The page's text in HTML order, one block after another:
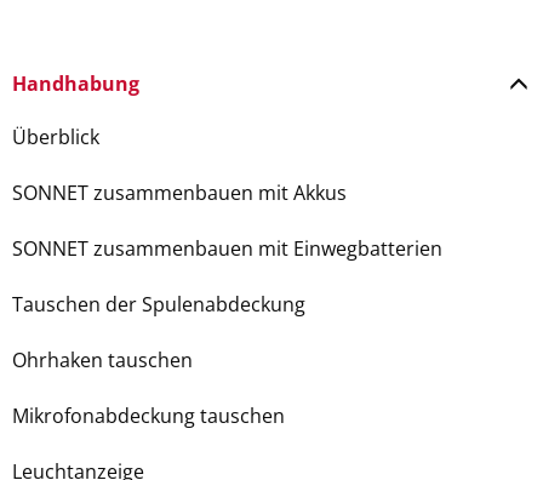
Handhabung
Überblick
SONNET zusammenbauen mit Akkus
SONNET zusammenbauen mit Einwegbatterien
Tauschen der Spulenabdeckung
Ohrhaken tauschen
Mikrofonabdeckung tauschen
Leuchtanzeige